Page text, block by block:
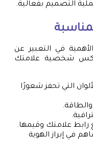
التصميم بفعالية.
في التعبير عن
تعكس شخصية علامتك
التي تحفز شعورًا
علامتك وقيمها.
في إبراز الهوية